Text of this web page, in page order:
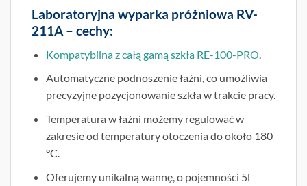
Laboratoryjna wyparka próżniowa RV-
211A – cechy:
Kompatybilna z całą gamą szkła RE-100-PRO
Automatyczne podnoszenie łaźni, co umożliwia
precyzyjne pozycjonowanie szkła w trakcie pracy.
Temperatura w łaźni możemy regulować w
zakresie od temperatury otoczenia do około 180
°C.
Oferujemy unikalną wannę, o pojemności 5l